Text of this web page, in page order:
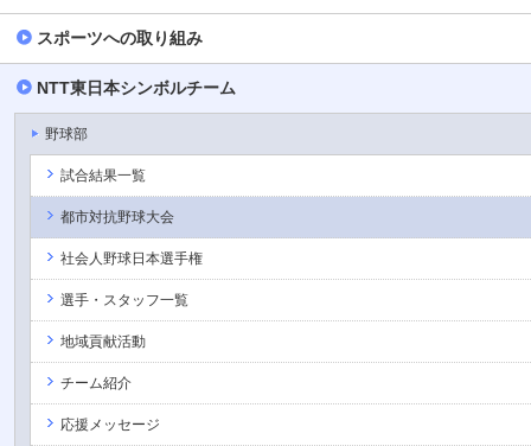
スポーツへの取り組み
NTT東日本シンボルチーム
野球部
試合結果一覧
都市対抗野球大会
社会人野球日本選手権
選手・スタッフ一覧
地域貢献活動
チーム紹介
応援メッセージ